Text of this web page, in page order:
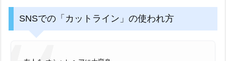
SNSでの「カットライン」の使われ方